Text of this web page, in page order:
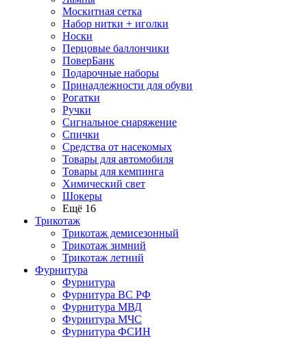
Москитная сетка
Набор нитки + иголки
Носки
Перцовые баллончики
ПоверБанк
Подарочные наборы
Принадлежности для обуви
Рогатки
Ручки
Сигнальное снаряжение
Спички
Средства от насекомых
Товары для автомобиля
Товары для кемпинга
Химический свет
Шокеры
Ещё 16
Трикотаж
Трикотаж демисезонный
Трикотаж зимний
Трикотаж летний
Фурнитура
Фурнитура
Фурнитура ВС РФ
Фурнитура МВД
Фурнитура МЧС
Фурнитура ФСИН